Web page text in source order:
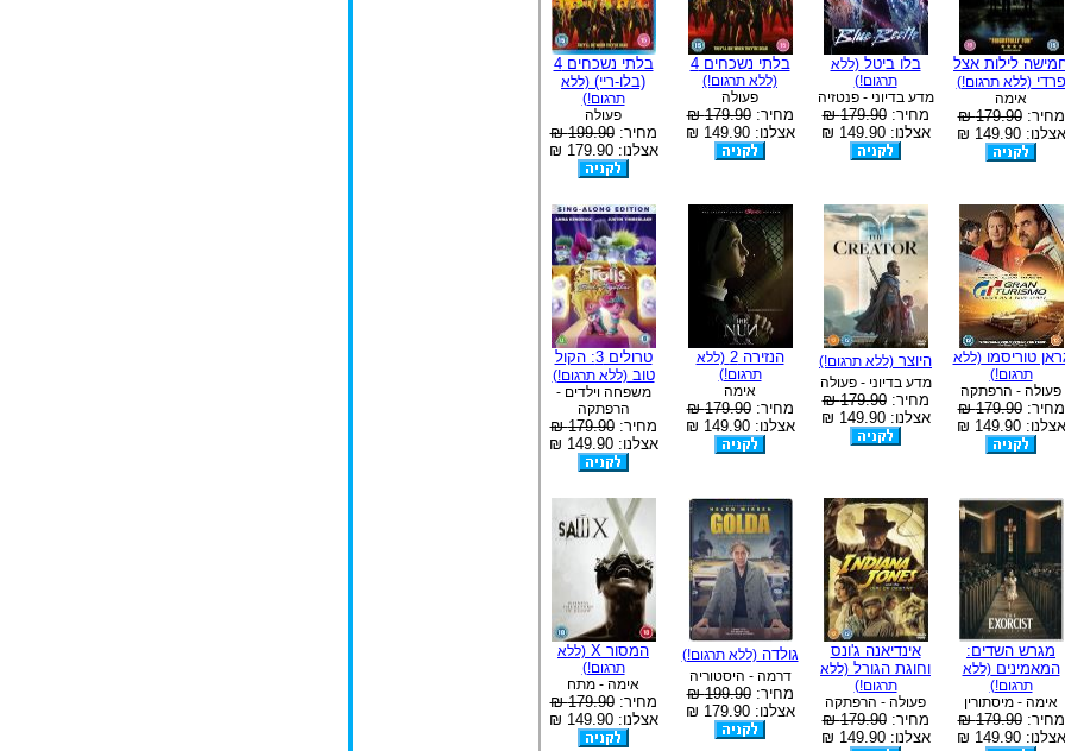
לילות אצל
פרדי(ללא תרגום!)
אימה
מחיר:179.90 ₪
אצלנו: 149.90 ₪
בלו ביטל(ללא
תרגום!)
מדע בדיוני - פנטזיה
מחיר:179.90 ₪
אצלנו: 149.90 ₪
בלתי נשכחים 4
(ללא תרגום!)
פעולה
מחיר:179.90 ₪
אצלנו: 149.90 ₪
בלתי נשכחים 4
(בלו-ריי) (ללא
תרגום!)
פעולה
מחיר:199.90 ₪
אצלנו: 179.90 ₪
טוריסמו(ללא
תרגום!)
פעולה - הרפתקה
מחיר:179.90 ₪
אצלנו: 149.90 ₪
היוצר (ללא תרגום!)
מדע בדיוני - פעולה
מחיר:179.90 ₪
אצלנו: 149.90 ₪
הנזירה 2
(ללא
תרגום!)
אימה
מחיר:179.90 ₪
אצלנו: 149.90 ₪
טרולים 3: הקול
טוב(ללא תרגום!)
משפחה וילדים -
הרפתקה
מחיר:179.90 ₪
אצלנו: 149.90 ₪
מגרש השדים:
המאמינים(ללא
תרגום!)
אימה - מיסתורין
מחיר:179.90 ₪
אצלנו: 149.90 ₪
אינדיאנה ג'ונס
וחוגת הגורל (ללא
תרגום!)
פעולה - הרפתקה
מחיר:179.90 ₪
אצלנו: 149.90 ₪
גולדה(ללא תרגום!)
דרמה - היסטוריה
מחיר:199.90 ₪
אצלנו: 179.90 ₪
המסור X
(ללא
תרגום!)
אימה - מתח
מחיר:179.90 ₪
אצלנו: 149.90 ₪